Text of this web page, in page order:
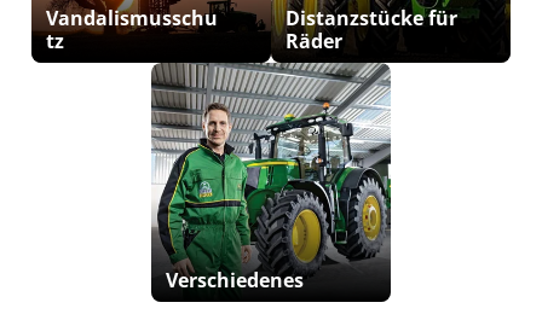
Vandalismusschu
tz
Distanzstücke für
Räder
Verschiedenes